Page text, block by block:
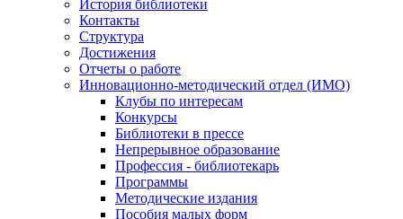
История библиотеки
Контакты
Структура
Достижения
Отчеты о работе
Инновационно-методический отдел (ИМО)
Клубы по интересам
Конкурсы
Библиотеки в прессе
Непрерывное образование
Профессия - библиотекарь
Программы
Методические издания
Пособия малых форм